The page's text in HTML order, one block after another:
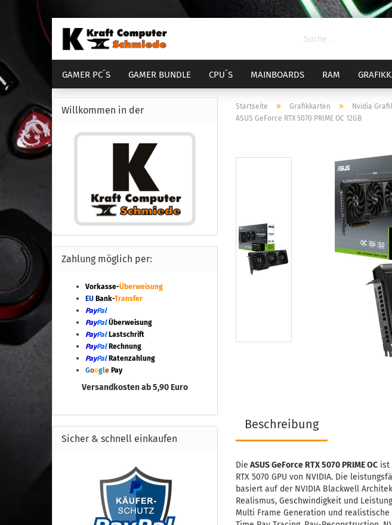
GAMER PC´S GAMER BUNDLE
AM5 Bundle
CPU´S MAINBOARDS RAM
DIENSTLEISTUNGEN COMPUTER GEHÄUSEStartseite » Grafikkarten » Nvidia
ASUS GeForce RTX 5070 PRIME OC 12GB
Beschreibung
Die ASUS GeForce RTX 5070 PRIME OCist
RTX 5070 GPU von NVIDIA. Die
basiert auf der NVIDIA Blackwell
Realismus, Geschwindigkeit und
Multi Frame Generation und
Willkommen in der
Zahlung möglich per:
Vorkasse-Überweisung
EU Bank-Transfer
PayPal
PayPalÜberweisung
PayPal Lastschrift
PayPal Rechnung
PayPal Ratenzahlung
Google Pay
Versandkosten ab 5,90 Euro
Sicher & schnell einkaufen